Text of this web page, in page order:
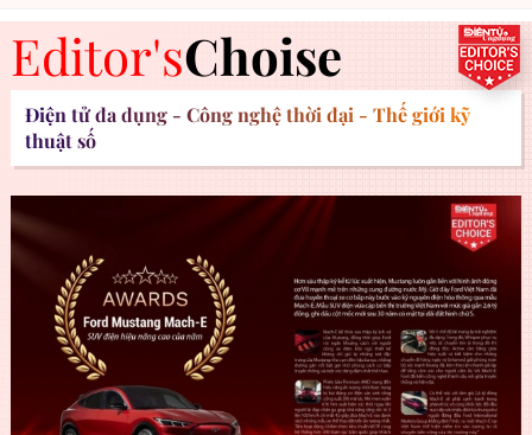
Editor'sChoise
Điện tử đa dụng - Công nghệ thời đại - Thế giới kỹ
thuật số